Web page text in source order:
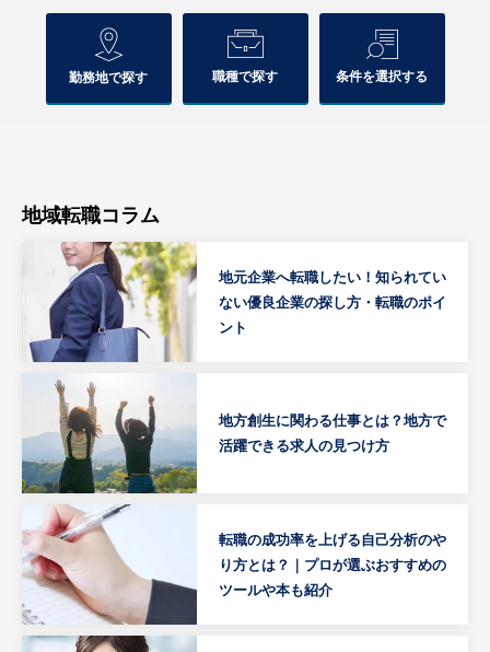
勤務地で探す 職種で探す 条件を選択する
地域転職コラム
地元企業へ転職したい！知られてい
ない優良企業の探し方・転職のポイ
ント
地方創生に関わる仕事とは？地方で
活躍できる求人の見つけ方
転職の成功率を上げる自己分析のや
り方とは？｜プロが選ぶおすすめの
ツールや本も紹介